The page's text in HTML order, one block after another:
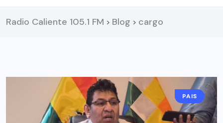
Radio Caliente 105.1 FM > Blog > cargo
PAIS